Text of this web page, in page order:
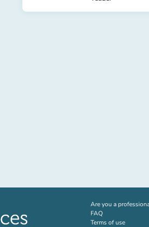
Are you a
FAQ
Terms of use